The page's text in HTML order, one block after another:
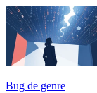
Bug de genre